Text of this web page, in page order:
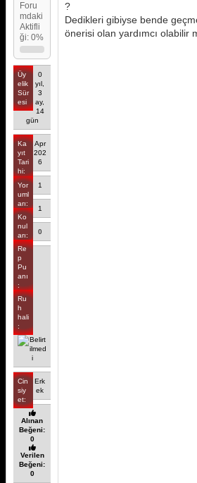
Foru
mdaki
Aktifli
ği: 0%
Üy
elik
Sür
esi
0
yıl,
3
ay,
14
gün
Ka
yıt
Tari
hi:
Apr
202
6
Yor
uml
arı:
1
Ko
nul
arı:
1
Re
p
Pu
anı
:
0
Ru
h
hali
:
Cin
siy
et:
Erk
ek
Alınan
Beğeni:
0
Verilen
Beğeni:
0
?
Dedikleri gibiyse bende
önerisi olan yardımcı olabilir